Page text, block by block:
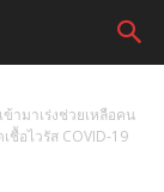
ามาเร่งช่วยเหลือคน
อไวรัส COVID-19